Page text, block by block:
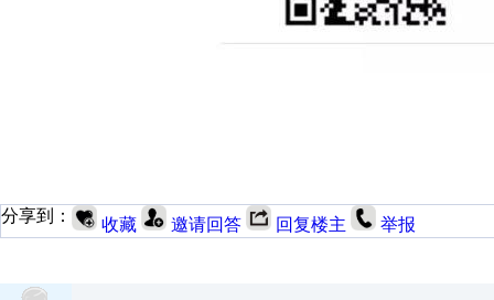
分享到： 收藏 邀请回答 回复楼主 举报